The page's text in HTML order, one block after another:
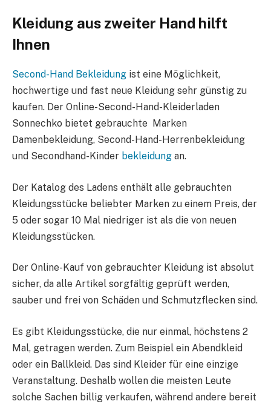
Kleidung aus zweiter Hand hilft
Ihnen
Second-Hand Bekleidung ist eine Möglichkeit,
hochwertige und fast neue Kleidung sehr günstig zu
kaufen. Der Online-Second-Hand-Kleiderladen
Sonnechko bietet gebrauchte Marken
Damenbekleidung, Second-Hand-Herrenbekleidung
und Secondhand-Kinder bekleidung an.
Der Katalog des Ladens enthält alle gebrauchten
Kleidungsstücke beliebter Marken zu einem Preis, der
5 oder sogar 10 Mal niedriger ist als die von neuen
Kleidungsstücken.
Der Online-Kauf von gebrauchter Kleidung ist absolut
sicher, da alle Artikel sorgfältig geprüft werden,
sauber und frei von Schäden und Schmutzflecken sind.
Es gibt Kleidungsstücke, die nur einmal, höchstens 2
Mal, getragen werden. Zum Beispiel ein Abendkleid
oder ein Ballkleid. Das sind Kleider für eine einzige
Veranstaltung. Deshalb wollen die meisten Leute
solche Sachen billig verkaufen, während andere bereit